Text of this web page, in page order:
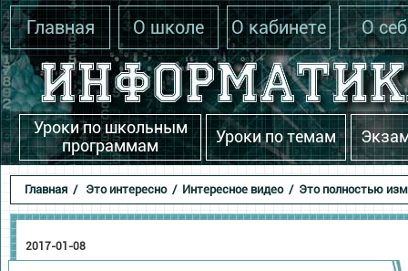
Главная О школе О кабинете О
Уроки по школьным
программам
Уроки по темам
Главная / Это интересно/ Интересное видео/ Это полностью
2017-01-08